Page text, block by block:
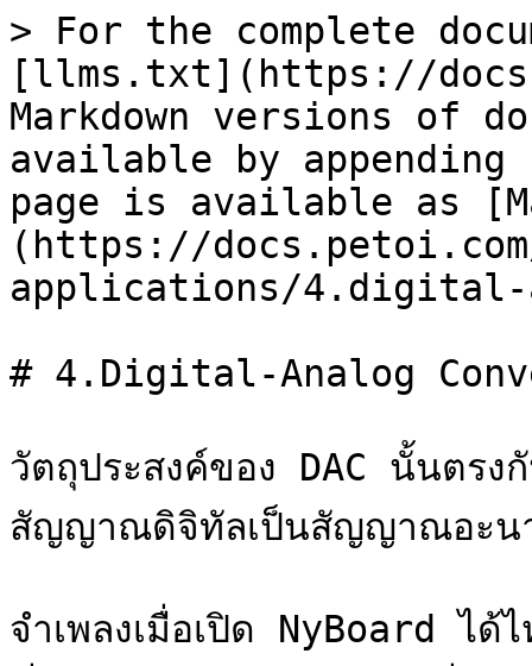
> For the complete
[llms.txt](https://
Markdown versions of
available by
page is available as
(https://
applications/4.digital-
# 4.Digital-Analog
วัตถุประสงค์ของ DAC นั้นตรง
สัญญาณดิจิทัลเป็นสัญญาณอะน
จำเพลงเมื่อเปิด NyBoard ได้ไ